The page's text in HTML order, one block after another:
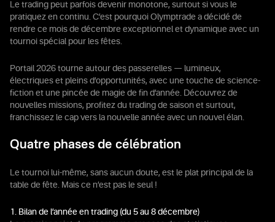
Le trading peut parfois devenir monotone, surtout si vous le
pratiquez en continu. C’est pourquoi Olymptrade a décidé de
rendre ce mois de décembre exceptionnel et dynamique avec un
tournoi spécial pour les fêtes.
Portail 2026 tourne autour des passerelles — lumineux,
électriques et pleins d’opportunités, avec une touche de science-
fiction et une pincée de magie de fin d’année. Découvrez de
nouvelles missions, profitez du trading de saison et surtout,
franchissez le cap vers la nouvelle année avec un nouvel élan.
Quatre phases de célébration
Le tournoi lui-même, sans aucun doute, est le plat principal de la
table de fête. Mais ce n’est pas le seul !
1. Bilan de l’année en trading (du 5 au 8 décembre)